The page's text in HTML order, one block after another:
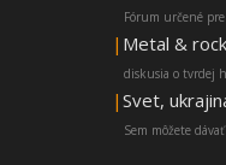
Fórum určené
| Metal & rock
diskusia o tvrdej
| Svet,
Sem môžete